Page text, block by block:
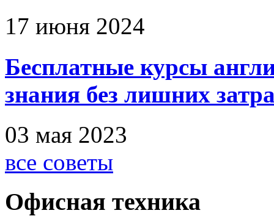
17 июня 2024
Бесплатные курсы
знания без лишних
03 мая 2023
все советы
Офисная техника